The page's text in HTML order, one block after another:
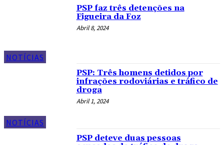
NOTÍCIAS
PSP faz três detenções na
Figueira da Foz
Abril 8, 2024
NOTÍCIAS
PSP: Três homens detidos por
infrações rodoviárias e tráfico de
droga
Abril 1, 2024
PSP deteve duas pessoas